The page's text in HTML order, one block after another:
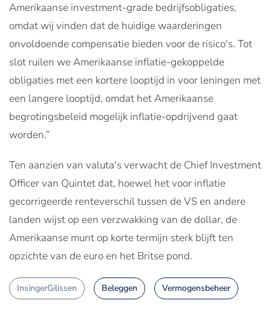
Amerikaanse investment-grade bedrijfsobligaties,
omdat wij vinden dat de huidige waarderingen
onvoldoende compensatie bieden voor de risico's. Tot
slot ruilen we Amerikaanse inflatie-gekoppelde
obligaties met een kortere looptijd in voor leningen met
een langere looptijd, omdat het Amerikaanse
begrotingsbeleid mogelijk inflatie-opdrijvend gaat
worden.”
Ten aanzien van valuta's verwacht de Chief Investment
Officer van Quintet dat, hoewel het voor inflatie
gecorrigeerde renteverschil tussen de VS en andere
landen wijst op een verzwakking van de dollar, de
Amerikaanse munt op korte termijn sterk blijft ten
opzichte van de euro en het Britse pond.
InsingerGilissen Beleggen Vermogensbeheer